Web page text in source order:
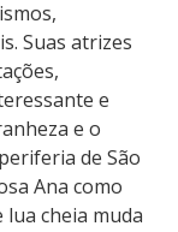
Suas atrizes
e
e o
de São
Ana como
cheia muda